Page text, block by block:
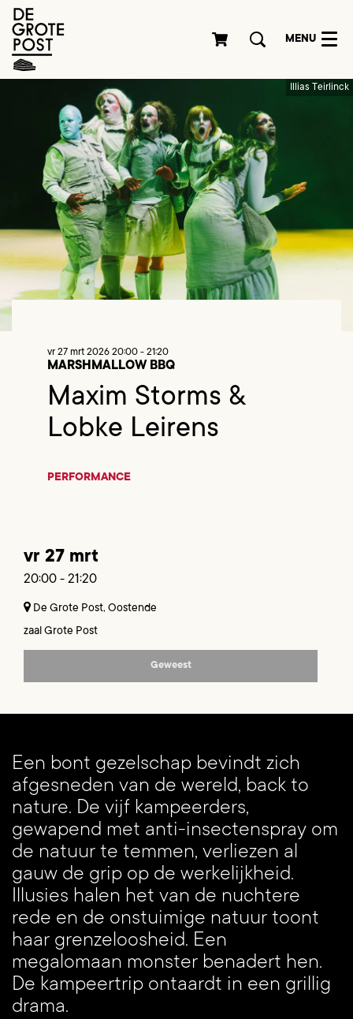
MENU
Illias Teirlinck
MARSHMALLOW BBQ
Maxim Storms &
Lobke Leirens
vr 27 mrt 2026 20:00 - 21:20
PERFORMANCE
vr 27 mrt
20:00 - 21:20
De Grote Post, Oostende
zaal Grote Post
Geweest
Een bont gezelschap bevindt zich
afgesneden van de wereld, back to
nature. De vijf kampeerders,
gewapend met anti-insectenspray om
de natuur te temmen, verliezen al
gauw de grip op de werkelijkheid.
Illusies halen het van de nuchtere
rede en de onstuimige natuur toont
haar grenzeloosheid. Een
megalomaan monster benadert hen.
De kampeertrip ontaardt in een grillig
drama.
Inzoomen